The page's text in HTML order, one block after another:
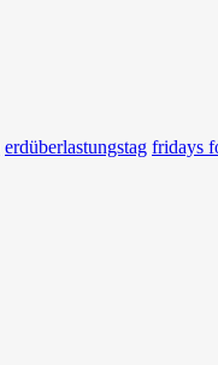
erdüberlastungstag fridays